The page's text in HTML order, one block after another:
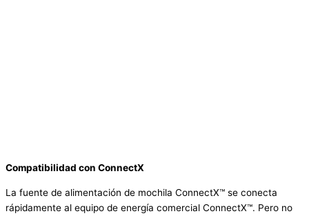
Compatibilidad con ConnectX
La fuente de alimentación de mochila ConnectX™ se conecta
rápidamente al equipo de energía comercial ConnectX™. Pero no